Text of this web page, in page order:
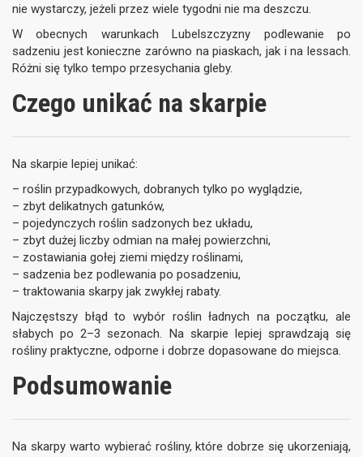
nie wystarczy, jeżeli przez wiele tygodni nie ma deszczu.
W obecnych warunkach Lubelszczyzny podlewanie po
sadzeniu jest konieczne zarówno na piaskach, jak i na lessach.
Różni się tylko tempo przesychania gleby.
Czego unikać na skarpie
Na skarpie lepiej unikać:
– roślin przypadkowych, dobranych tylko po wyglądzie,
– zbyt delikatnych gatunków,
– pojedynczych roślin sadzonych bez układu,
– zbyt dużej liczby odmian na małej powierzchni,
– zostawiania gołej ziemi między roślinami,
– sadzenia bez podlewania po posadzeniu,
– traktowania skarpy jak zwykłej rabaty.
Najczęstszy błąd to wybór roślin ładnych na początku, ale
słabych po 2–3 sezonach. Na skarpie lepiej sprawdzają się
rośliny praktyczne, odporne i dobrze dopasowane do miejsca.
Podsumowanie
Na skarpy warto wybierać rośliny, które dobrze się ukorzeniają,